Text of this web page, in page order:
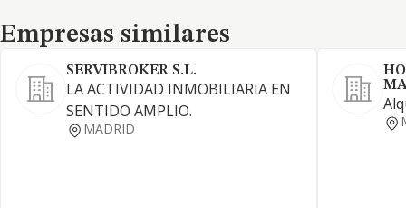
Empresas similares
Empresas similares
SERVIBROKER S.L.
LA ACTIVIDAD INMOBILIARIA EN
SENTIDO AMPLIO.
MADRID